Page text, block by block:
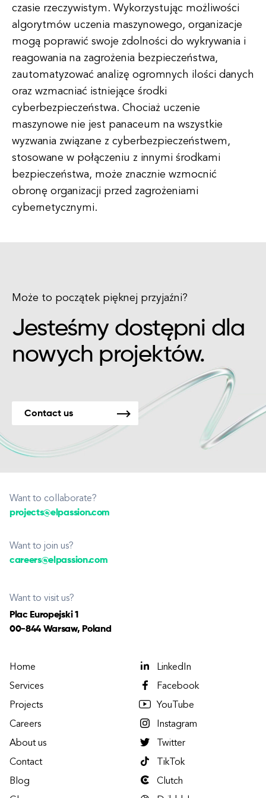
czasie rzeczywistym. Wykorzystując możliwości
algorytmów uczenia maszynowego, organizacje
mogą poprawić swoje zdolności do wykrywania i
reagowania na zagrożenia bezpieczeństwa,
zautomatyzować analizę ogromnych ilości danych
oraz wzmacniać istniejące środki
cyberbezpieczeństwa. Chociaż uczenie
maszynowe nie jest panaceum na wszystkie
wyzwania związane z cyberbezpieczeństwem,
stosowane w połączeniu z innymi środkami
bezpieczeństwa, może znacznie wzmocnić
obronę organizacji przed zagrożeniami
cybernetycznymi.
Może to początek pięknej przyjaźni?
Jesteśmy dostępni dla
nowych projektów.
Contact us
Want to collaborate?
projects@elpassion.com
Want to join us?
careers@elpassion.com
Want to visit us?
Plac Europejski 1
00-844 Warsaw, Poland
Home
Services
Projects
Careers
About us
Contact
Blog
LinkedIn
Facebook
YouTube
Instagram
Twitter
TikTok
Clutch